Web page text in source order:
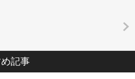
記事